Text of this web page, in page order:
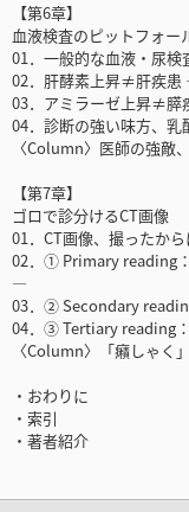
【第6章】
血液検査のピットフォー
01．一般的な血液・尿検
02．肝酵素上昇≠肝疾
03．アミラーゼ上昇≠
04．診断の強い味方、
〈Column〉医師の強敵
【第7章】
ゴロで診分けるCT画像
01．CT画像、撮ったか
02．① Primary reading
―
03．② Secondary
04．③ Tertiary reading
〈Column〉「癪しゃく
・おわりに
・索引
・著者紹介